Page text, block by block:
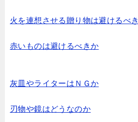
火を連想させる贈り物は避けるべき
赤いものは避けるべきか
灰皿やライターはＮＧか
刃物や鏡はどうなのか